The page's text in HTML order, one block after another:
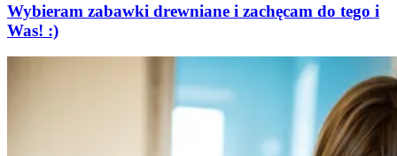
Wybieram zabawki drewniane i zachęcam do tego i
Was! :)